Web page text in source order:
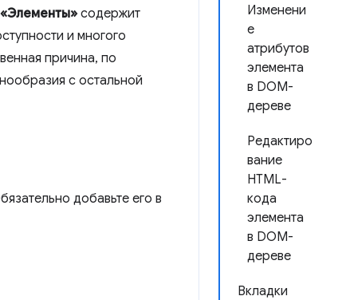
Изменени
е
атрибутов
элемента
в DOM-
дереве
Редактиро
вание
HTML-
кода
элемента
в DOM-
дереве
Вкладки
«Элементы» содержит
и многого
причина, по
с остальной
добавьте его в